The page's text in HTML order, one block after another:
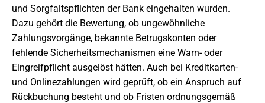
und Sorgfaltspflichten der Bank eingehalten wurden.
Dazu gehört die Bewertung, ob ungewöhnliche
Zahlungsvorgänge, bekannte Betrugskonten oder
fehlende Sicherheitsmechanismen eine Warn- oder
Eingreifpflicht ausgelöst hätten. Auch bei Kreditkarten-
und Onlinezahlungen wird geprüft, ob ein Anspruch auf
Rückbuchung besteht und ob Fristen ordnungsgemäß